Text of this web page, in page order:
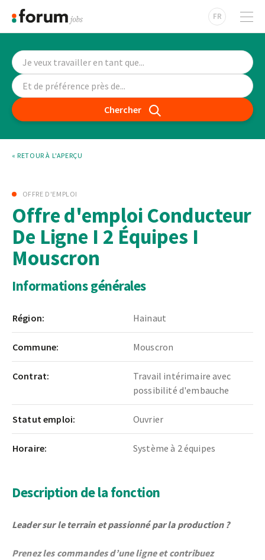
FR
Chercher
« RETOUR À L'APERÇU
OFFRE D'EMPLOI
Offre d'emploi Conducteur
De Ligne I 2 Équipes I
Mouscron
Informations générales
Région: Hainaut
Commune: Mouscron
Contrat:
Travail intérimaire avec
possibilité d'embauche
Statut emploi: Ouvrier
Horaire: Système à 2 équipes
Description de la fonction
Leader sur le terrain et passionné par la production ?
Prenez les commandes d’une ligne et contribuez